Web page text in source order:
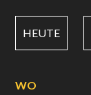
HEUTE
WO